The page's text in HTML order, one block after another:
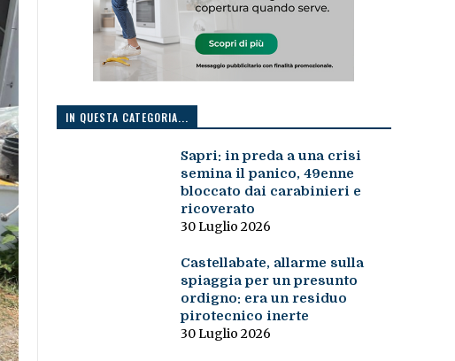
IN QUESTA CATEGORIA...
Sapri: in preda a una crisi
semina il panico, 49enne
bloccato dai carabinieri e
ricoverato
30 Luglio 2026
Castellabate, allarme sulla
spiaggia per un presunto
ordigno: era un residuo
pirotecnico inerte
30 Luglio 2026